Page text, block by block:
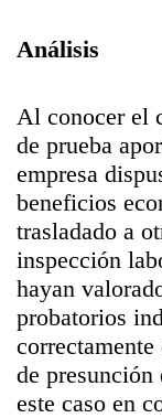
Análisis
Al conocer el
de prueba
empresa
beneficios
trasladado a
inspección
hayan
probatorios
de
este caso en